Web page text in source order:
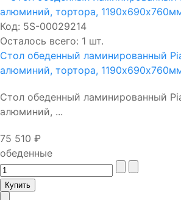
Код: 5S-00029214
Осталось всего: 1 шт.
Стол обеденный ламинированный
алюминий, тортора,
Стол обеденный ламинированный
алюминий, ...
75 510 ₽
обеденные